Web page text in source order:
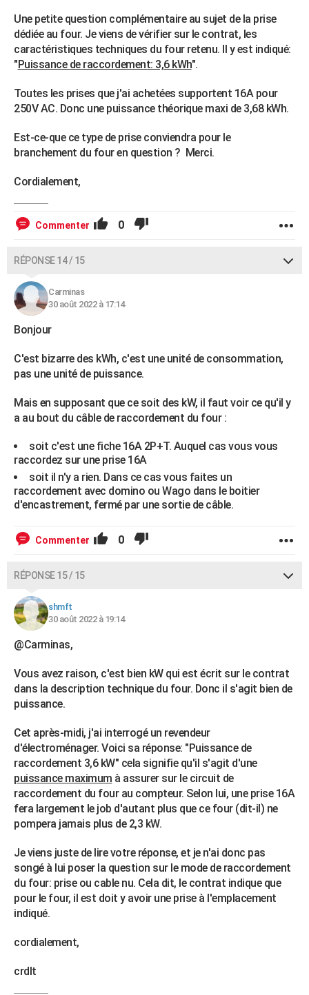
Une petite question complémentaire au sujet de la prise
dédiée au four. Je viens de vérifier sur le contrat, les
caractéristiques techniques du four retenu. Il y est indiqué:
"Puissance de raccordement: 3,6 kWh".
Toutes les prises que j'ai achetées supportent 16A pour
250V AC. Donc une puissance théorique maxi de 3,68 kWh.
Est-ce-que ce type de prise conviendra pour le
branchement du four en question ? Merci.
Cordialement,
Commenter 0
RÉPONSE 14 / 15
Carminas
30 août 2022 à 17:14
Bonjour
C'est bizarre des kWh, c'est une unité de consommation,
pas une unité de puissance.
Mais en supposant que ce soit des kW, il faut voir ce qu'il y
a au bout du câble de raccordement du four :
soit c'est une fiche 16A 2P+T. Auquel cas vous vous
raccordez sur une prise 16A
soit il n'y a rien. Dans ce cas vous faites un
raccordement avec domino ou Wago dans le boitier
d'encastrement, fermé par une sortie de câble.
Commenter 0
RÉPONSE 15 / 15
shmft
30 août 2022 à 19:14
@Carminas,
Vous avez raison, c'est bien kW qui est écrit sur le contrat
dans la description technique du four. Donc il s'agit bien de
puissance.
Cet après-midi, j'ai interrogé un revendeur
d'électroménager. Voici sa réponse: "Puissance de
raccordement 3,6 kW" cela signifie qu'il s'agit d'une
puissance maximum à assurer sur le circuit de
raccordement du four au compteur. Selon lui, une prise 16A
fera largement le job d'autant plus que ce four (dit-il) ne
pompera jamais plus de 2,3 kW.
Je viens juste de lire votre réponse, et je n'ai donc pas
songé à lui poser la question sur le mode de raccordement
du four: prise ou cable nu. Cela dit, le contrat indique que
pour le four, il est doit y avoir une prise à l'emplacement
indiqué.
cordialement,
crdlt